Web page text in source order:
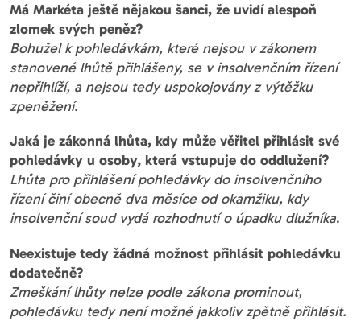
Má Markéta ještě nějakou šanci, že uvidí alespoň
zlomek svých peněz?
Bohužel k pohledávkám, které nejsou v zákonem
stanovené lhůtě přihlášeny, se v insolvenčním řízení
nepřihlíží, a nejsou tedy uspokojovány z výtěžku
zpeněžení.
Jaká je zákonná lhůta, kdy může věřitel přihlásit své
pohledávky u osoby, která vstupuje do oddlužení?
Lhůta pro přihlášení pohledávky do insolvenčního
řízení činí obecně dva měsíce od okamžiku, kdy
insolvenční soud vydá rozhodnutí o úpadku dlužníka.
Neexistuje tedy žádná možnost přihlásit pohledávku
dodatečně?
Zmeškání lhůty nelze podle zákona prominout,
pohledávku tedy není možné jakkoliv zpětně přihlásit.